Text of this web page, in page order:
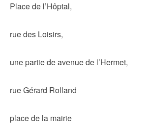
Place de l’Hôptal,
rue des Loisirs,
une partie de avenue de l’Hermet,
rue Gérard Rolland
place de la mairie